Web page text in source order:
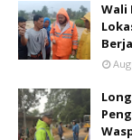
Wali